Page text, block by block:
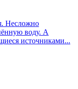
Несложно
воду. А
источниками...